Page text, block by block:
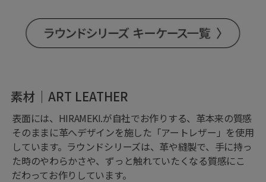
素材｜ART LEATHER
表面には、HIRAMEKI.が自社でお作りする、革本来の質感
そのままに革へデザインを施した「アートレザー」を使用
しています。ラウンドシリーズは、革や縫製で、手に持っ
た時のやわらかさや、ずっと触れていたくなる質感にこ
だわってお作りしています。